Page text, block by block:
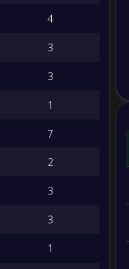
18
4
3
3
1
7
2
3
3
1